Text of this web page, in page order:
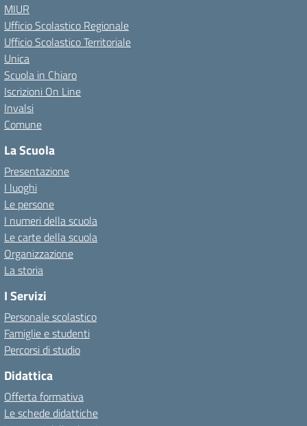
MIUR
Ufficio Scolastico Regionale
Ufficio Scolastico Territoriale
Unica
Scuola in Chiaro
Iscrizioni On Line
Invalsi
Comune
La Scuola
Presentazione
I luoghi
Le persone
I numeri della scuola
Le carte della scuola
Organizzazione
La storia
I Servizi
Personale scolastico
Famiglie e studenti
Percorsi di studio
Didattica
Offerta formativa
Le schede didattiche